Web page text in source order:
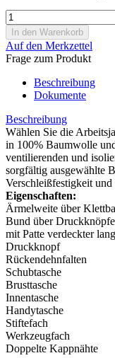
Auf den Merkzettel
Frage zum Produkt
Beschreibung
Dokumente
Beschreibung
Wählen Sie die
in 100% Baumwolle
ventilierenden und
sorgfältig ausgewählte
Verschleißfestigkeit und
Eigenschaften:
Ärmelweite über
Bund über
mit Patte verdeckter
Druckknopf
Rückendehnfalten
Schubtasche
Brusttasche
Innentasche
Handytasche
Stiftefach
Werkzeugfach
Doppelte Kappnähte